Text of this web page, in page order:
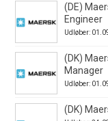
(DE)
Engineer
Udløber:
(DK)
Manager
Udløber:
(DK)